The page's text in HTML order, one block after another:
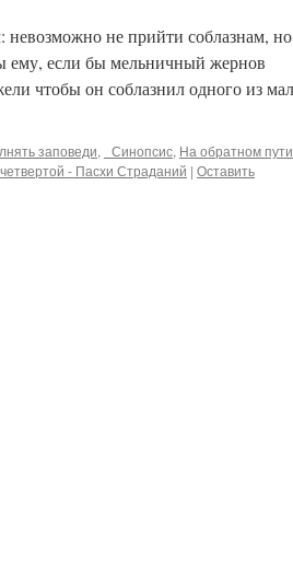
не прийти соблазнам, но
ему, если бы мельничный жернов
чтобы он соблазнил одного из
заповеди, _Синопсис, На обратном
- Пасхи Страданий | Оставить